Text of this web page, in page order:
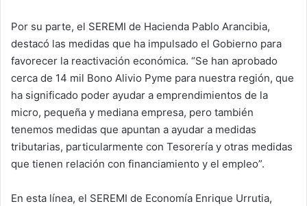
Por su parte, el SEREMI de Hacienda Pablo Arancibia,
destacó las medidas que ha impulsado el Gobierno para
favorecer la reactivación económica. “Se han aprobado
cerca de 14 mil Bono Alivio Pyme para nuestra región, que
ha significado poder ayudar a emprendimientos de la
micro, pequeña y mediana empresa, pero también
tenemos medidas que apuntan a ayudar a medidas
tributarias, particularmente con Tesorería y otras medidas
que tienen relación con financiamiento y el empleo”.
En esta línea, el SEREMI de Economía Enrique Urrutia,